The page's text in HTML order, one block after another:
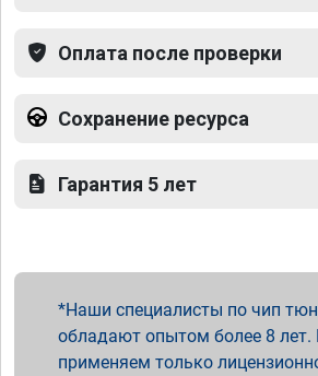
Оплата после проверки
Сохранение ресурса
Гарантия 5 лет
Наши специалисты по чип
обладают опытом более 8
применяем только